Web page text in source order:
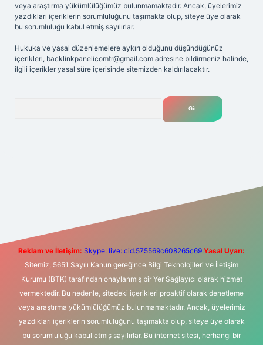
veya araştırma yükümlülüğümüz bulunmamaktadır. Ancak, üyelerimiz
yazdıkları içeriklerin sorumluluğunu taşımakta olup, siteye üye olarak
bu sorumluluğu kabul etmiş sayılırlar.
Hukuka ve yasal düzenlemelere aykırı olduğunu düşündüğünüz
içerikleri, backlinkpanelicomtr@gmail.com adresine bildirmeniz halinde,
ilgili içerikler yasal süre içerisinde sitemizden kaldırılacaktır.
m elexbet
Reklam ve İletişim: Skype: live:.cid.575569c608265c69 Yasal Uyarı:
Sitemiz, 5651 Sayılı Kanun gereğince Bilgi Teknolojileri ve İletişim
Kurumu (BTK) tarafından onaylanmış bir Yer Sağlayıcı olarak hizmet
vermektedir. Bu nedenle, sitedeki içerikleri proaktif olarak denetleme
veya araştırma yükümlülüğümüz bulunmamaktadır. Ancak, üyelerimiz
yazdıkları içeriklerin sorumluluğunu taşımakta olup, siteye üye olarak
bu sorumluluğu kabul etmiş sayılırlar. Bu internet sitesi, herhangi bir